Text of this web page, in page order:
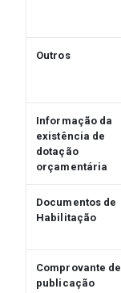
Outros
Informação da
existência de
dotação
orçamentária
Documentos de
Habilitação
Comprovante de
publicação